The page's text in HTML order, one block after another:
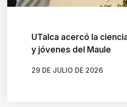
UTalca acercó la
y jóvenes del Maule
29 DE JULIO DE 2026